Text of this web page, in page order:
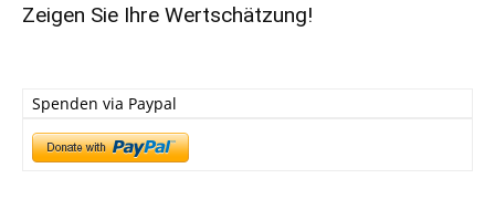
Zeigen Sie Ihre Wertschätzung!
Spenden via Paypal